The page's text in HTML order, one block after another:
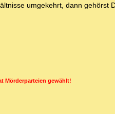
umgekehrt, dann gehörst
Mörderparteien gewählt!